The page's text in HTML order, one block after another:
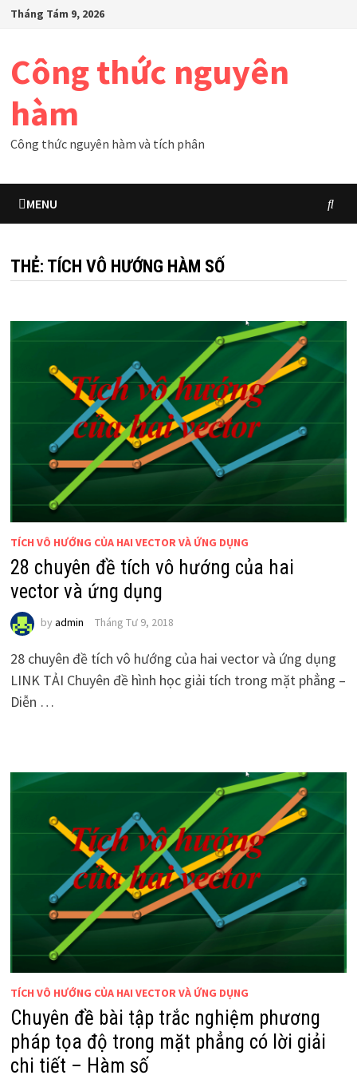
SkipTháng Tám 9, 2026
Công thức nguyên
hàm
Công thức nguyên hàm và tích phân
MENU
THẺ: TÍCH VÔ HƯỚNG HÀM SỐ
TÍCH VÔ HƯỚNG CỦA HAI VECTOR VÀ ỨNG DỤNG
28 chuyên đề tích vô hướng của hai
vector và ứng dụng
by admin Tháng Tư 9, 2018
28 chuyên đề tích vô hướng của hai vector và ứng dụng
LINK TẢI Chuyên đề hình học giải tích trong mặt phẳng –
Diễn …
TÍCH VÔ HƯỚNG CỦA HAI VECTOR VÀ ỨNG DỤNG
Chuyên đề bài tập trắc nghiệm phương
pháp tọa độ trong mặt phẳng có lời giải
chi tiết – Hàm số